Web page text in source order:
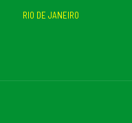
RIO DE JANEIRO